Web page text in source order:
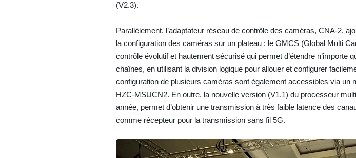
(V2.3).
Parallèlement, l’adaptateur réseau de contrôle des caméras, CNA-2,
la configuration des caméras sur un plateau : le GMCS (Global Multi
contrôle évolutif et hautement sécurisé qui permet d’étendre n’importe
chaînes, en utilisant la division logique pour allouer et configurer
configuration de plusieurs caméras sont également accessibles via un
HZC-MSUCN2. En outre, la nouvelle version (V1.1) du processeur
année, permet d’obtenir une transmission à très faible latence des
comme récepteur pour la transmission sans fil 5G.